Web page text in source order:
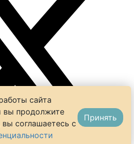
сайта
вы продолжите
вы соглашаетесь с
Принять